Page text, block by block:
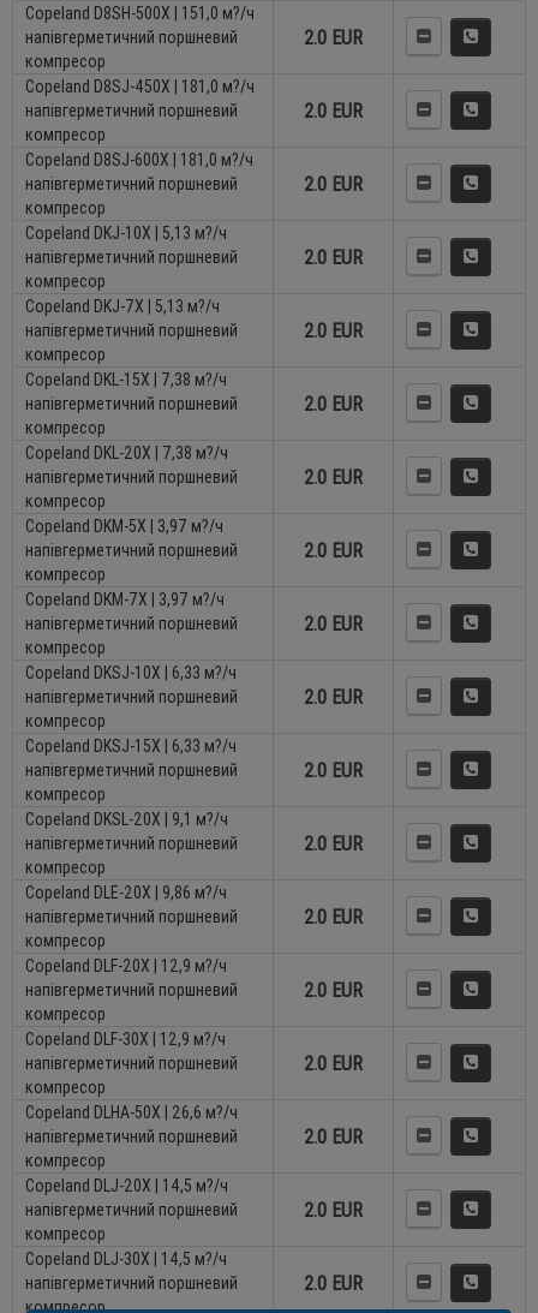
Copeland D8SH-500X | 151,0 м?/ч
напівгерметичний поршневий
компресор
2.0 EUR
Copeland D8SJ-450X | 181,0 м?/ч
напівгерметичний поршневий
компресор
2.0 EUR
Copeland D8SJ-600X | 181,0 м?/ч
напівгерметичний поршневий
компресор
2.0 EUR
Copeland DKJ-10X | 5,13 м?/ч
напівгерметичний поршневий
компресор
2.0 EUR
Copeland DKJ-7X | 5,13 м?/ч
напівгерметичний поршневий
компресор
2.0 EUR
Copeland DKL-15X | 7,38 м?/ч
напівгерметичний поршневий
компресор
2.0 EUR
Copeland DKL-20X | 7,38 м?/ч
напівгерметичний поршневий
компресор
2.0 EUR
Copeland DKM-5X | 3,97 м?/ч
напівгерметичний поршневий
компресор
2.0 EUR
Copeland DKM-7X | 3,97 м?/ч
напівгерметичний поршневий
компресор
2.0 EUR
Copeland DKSJ-10X | 6,33 м?/ч
напівгерметичний поршневий
компресор
2.0 EUR
Copeland DKSJ-15X | 6,33 м?/ч
напівгерметичний поршневий
компресор
2.0 EUR
Copeland DKSL-20X | 9,1 м?/ч
напівгерметичний поршневий
компресор
2.0 EUR
Copeland DLE-20X | 9,86 м?/ч
напівгерметичний поршневий
компресор
2.0 EUR
Copeland DLF-20X | 12,9 м?/ч
напівгерметичний поршневий
компресор
2.0 EUR
Copeland DLF-30X | 12,9 м?/ч
напівгерметичний поршневий
компресор
2.0 EUR
Copeland DLHA-50X | 26,6 м?/ч
напівгерметичний поршневий
компресор
2.0 EUR
Copeland DLJ-20X | 14,5 м?/ч
напівгерметичний поршневий
компресор
2.0 EUR
Copeland DLJ-30X | 14,5 м?/ч
напівгерметичний поршневий
компресор
2.0 EUR